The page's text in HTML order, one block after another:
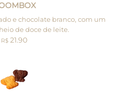
e chocolate branco, com um
de doce de leite.
R$ 21.90